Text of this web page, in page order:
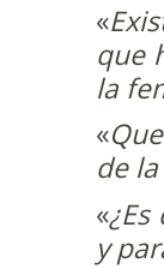
«
que
la
«
de
«
y